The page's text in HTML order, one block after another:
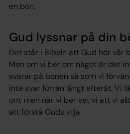
en bön.
Gud lyssnar på din
Det står i Bibeln att Gud hör vår
Men om vi ber om något är det
svarar på bönen så som vi
inte svar förrän långt efteråt. Vi
om, men när vi ber vet vi att vi
att förstå Guds vilja.